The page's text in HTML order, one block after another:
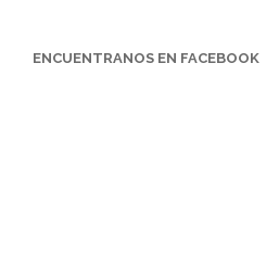
ENCUENTRANOS EN FACEBOOK